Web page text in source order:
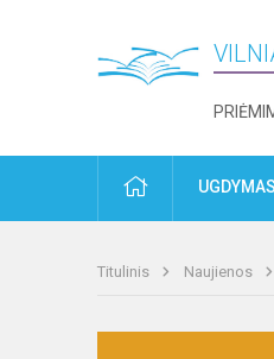
PRADŽIAUGDYMAS
Titulinis Naujienos